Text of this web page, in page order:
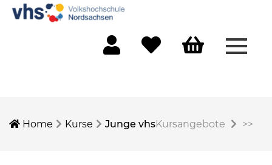
Home Kurse Junge vhsKursangebote >>